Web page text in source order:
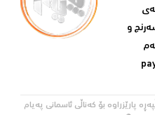
و
پارێزراوە بۆ کەناڵی ئاسمانی پەیام